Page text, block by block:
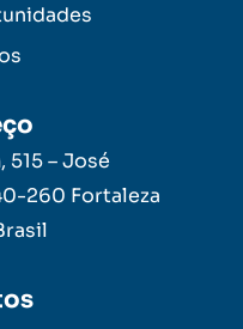
515 – José
260 Fortaleza